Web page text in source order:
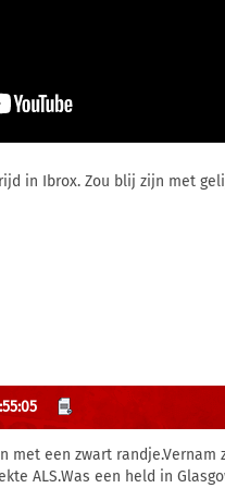
in Ibrox. Zou blij zijn met
met een zwart
ALS.Was een held in